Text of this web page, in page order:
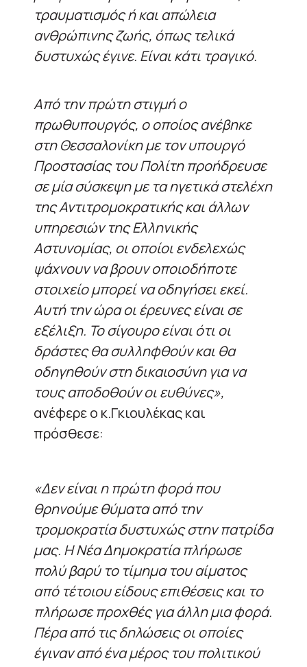
τραυματισμός ή και απώλεια
ανθρώπινης ζωής, όπως τελικά
δυστυχώς έγινε. Είναι κάτι τραγικό.
Από την πρώτη στιγμή ο
πρωθυπουργός, ο οποίος ανέβηκε
στη Θεσσαλονίκη με τον υπουργό
Προστασίας του Πολίτη προήδρευσε
σε μία σύσκεψη με τα ηγετικά στελέχη
της Αντιτρομοκρατικής και άλλων
υπηρεσιών της Ελληνικής
Αστυνομίας, οι οποίοι ενδελεχώς
ψάχνουν να βρουν οποιοδήποτε
στοιχείο μπορεί να οδηγήσει εκεί.
Αυτή την ώρα οι έρευνες είναι σε
εξέλιξη. Το σίγουρο είναι ότι οι
δράστες θα συλληφθούν και θα
οδηγηθούν στη δικαιοσύνη για να
τους αποδοθούν οι ευθύνες»,
ανέφερε ο κ.Γκιουλέκας και
πρόσθεσε:
«Δεν είναι η πρώτη φορά που
θρηνούμε θύματα από την
τρομοκρατία δυστυχώς στην πατρίδα
μας. Η Νέα Δημοκρατία πλήρωσε
πολύ βαρύ το τίμημα του αίματος
από τέτοιου είδους επιθέσεις και το
πλήρωσε προχθές για άλλη μια φορά.
Πέρα από τις δηλώσεις οι οποίες
έγιναν από ένα μέρος του πολιτικού